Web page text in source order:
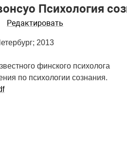
Психология
Редактировать
2013
финского психолога
по психологии сознания.